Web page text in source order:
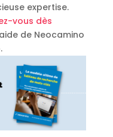
expertise.
vous dès
de Neocamino